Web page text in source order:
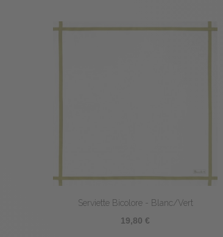
Serviette Bicolore - Blanc/Vert
19,80 €